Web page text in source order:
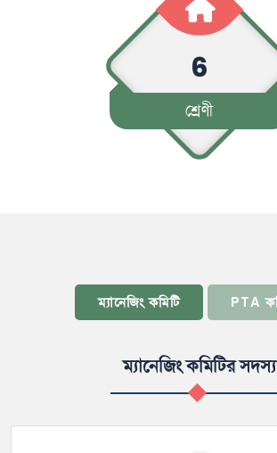
6
শ্রেণী
ম্যানেজিং কমিটি PTA
ম্যানেজিং কমিটির সদস্য